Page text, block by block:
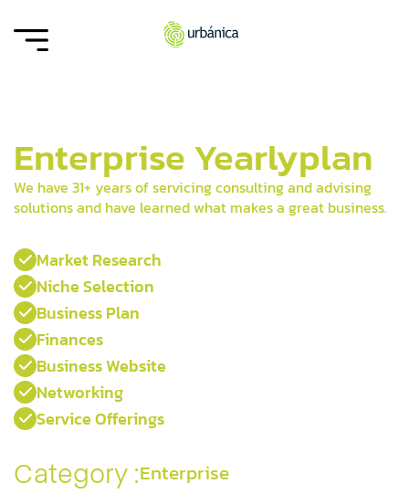
Enterprise Yearlyplan
We have 31+ years of servicing consulting and advising
solutions and have learned what makes a great business.
 Market Research
 Niche Selection
 Business Plan
 Finances
 Business Website
 Networking
 Service Offerings
Category :Enterprise